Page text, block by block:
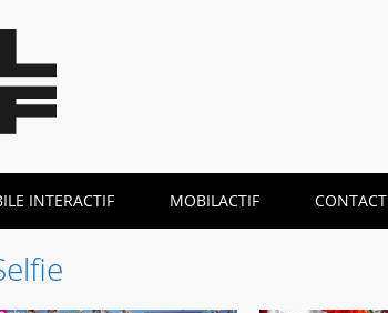
INTERACTIF MOBILACTIF CONTACT